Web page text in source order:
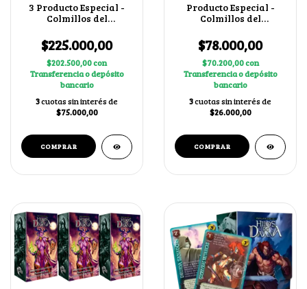
3 Producto Especial -
Colmillos del
$225.000,00
$202.500,00con
Transferencia o depósito
bancario
3cuotas sin interés de
$75.000,00
Producto Especial -
Colmillos del
$78.000,00
$70.200,00con
Transferencia o depósito
bancario
3cuotas sin interés de
$26.000,00